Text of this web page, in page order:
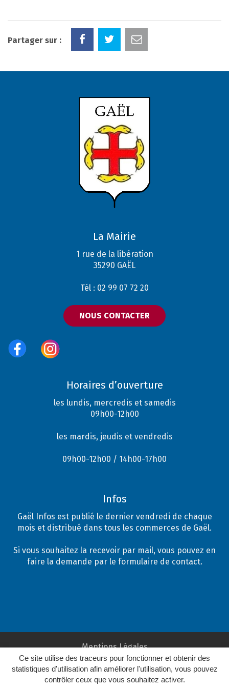
Ce site utilise des traceurs pour fonctionner et obtenir des
statistiques d'utilisation afin améliorer l'utilisation, vous pouvez
contrôler ceux que vous souhaitez activer.
Partager sur :
La Mairie
1 rue de la libération
35290 GAËL
Tél : 02 99 07 72 20
NOUS CONTACTER
Horaires d’ouverture
les lundis, mercredis et samedis
09h00-12h00
les mardis, jeudis et vendredis
09h00-12h00 / 14h00-17h00
Infos
Gaël Infos est publié le dernier vendredi de chaque
mois et distribué dans tous les commerces de Gaël.
Si vous souhaitez la recevoir par mail, vous pouvez en
faire la demande par le formulaire de contact.
Mentions Légales
Plan du site
Crédits